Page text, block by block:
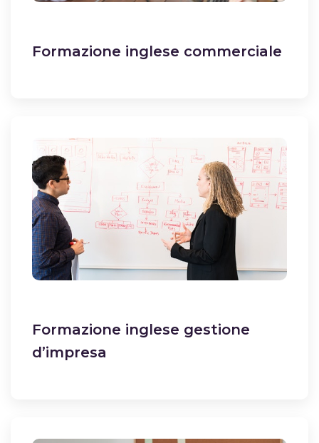
Formazione inglese commerciale
Formazione inglese gestione
d’impresa